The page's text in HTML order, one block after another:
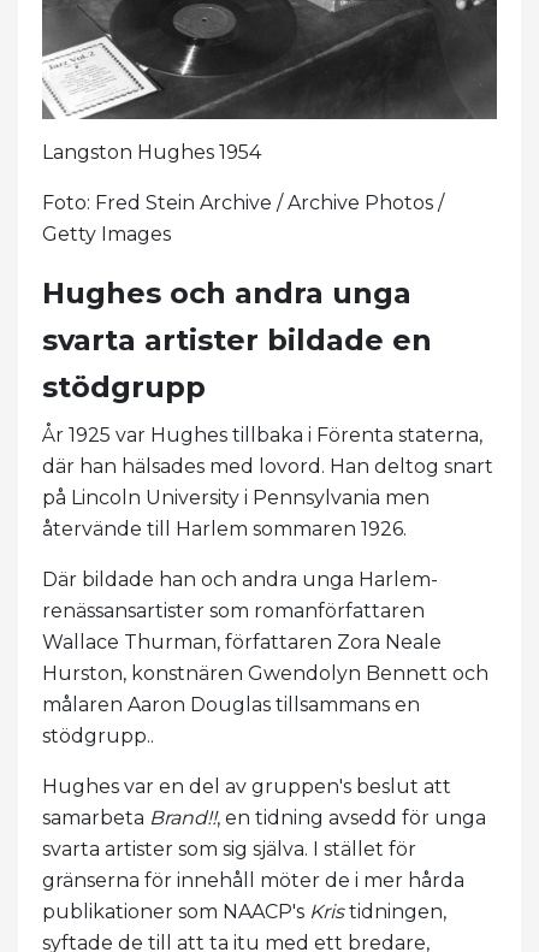
Langston Hughes 1954
Foto: Fred Stein Archive / Archive Photos /
Getty Images
Hughes och andra unga
svarta artister bildade en
stödgrupp
År 1925 var Hughes tillbaka i Förenta staterna,
där han hälsades med lovord. Han deltog snart
på Lincoln University i Pennsylvania men
återvände till Harlem sommaren 1926.
Där bildade han och andra unga Harlem-
renässansartister som romanförfattaren
Wallace Thurman, författaren Zora Neale
Hurston, konstnären Gwendolyn Bennett och
målaren Aaron Douglas tillsammans en
stödgrupp..
Hughes var en del av gruppen's beslut att
samarbeta Brand!!, en tidning avsedd för unga
svarta artister som sig själva. I stället för
gränserna för innehåll möter de i mer hårda
publikationer som NAACP's Kristidningen,
syftade de till att ta itu med ett bredare,